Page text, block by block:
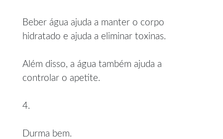
Beber água ajuda a manter o corpo
hidratado e ajuda a eliminar toxinas.
Além disso, a água também ajuda a
controlar o apetite.
4.
Durma bem.